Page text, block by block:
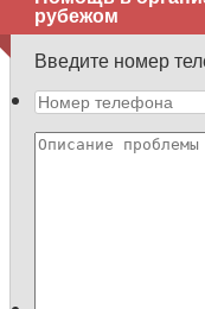
рубежом
Введите номер